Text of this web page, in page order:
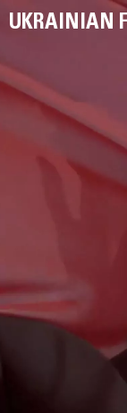
UKRAINIAN